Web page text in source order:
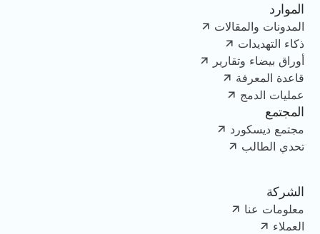
الموارد
المدونات والمقالات
ذكاء التهديدات
أوراق بيضاء وتقارير
قاعدة المعرفة
عمليات الدمج
المجتمع
مجتمع ديسكورد
تحدي الطالب
الشركة
معلومات عنا
العملاء